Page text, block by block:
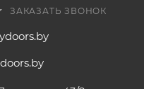
ЗАКАЗАТЬ ЗВОНОК